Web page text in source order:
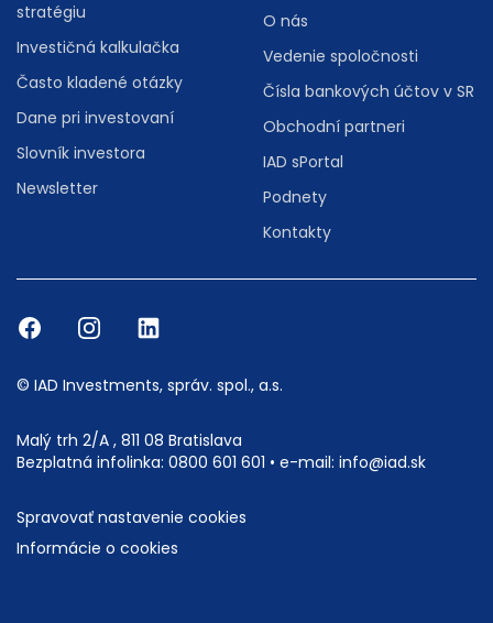
stratégiu
Investičná kalkulačka
Často kladené otázky
Dane pri investovaní
Slovník investora
Newsletter
O nás
Vedenie spoločnosti
Čísla bankových účtov v SR
Obchodní partneri
IAD sPortal
Podnety
Kontakty
© IAD Investments, správ. spol., a.s.
Malý trh 2/A , 811 08 Bratislava
Bezplatná infolinka: 0800 601 601 • e-mail: info@iad.sk
Spravovať nastavenie cookies
Informácie o cookies